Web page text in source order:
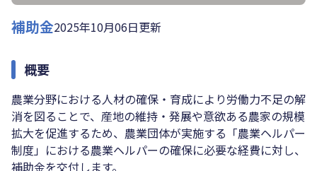
補助金2025年10月06日更新
概要
農業分野における人材の確保・育成により労働力不足の解
消を図ることで、産地の維持・発展や意欲ある農家の規模
拡大を促進するため、農業団体が実施する「農業ヘルパー
制度」における農業ヘルパーの確保に必要な経費に対し、
補助金を交付します。